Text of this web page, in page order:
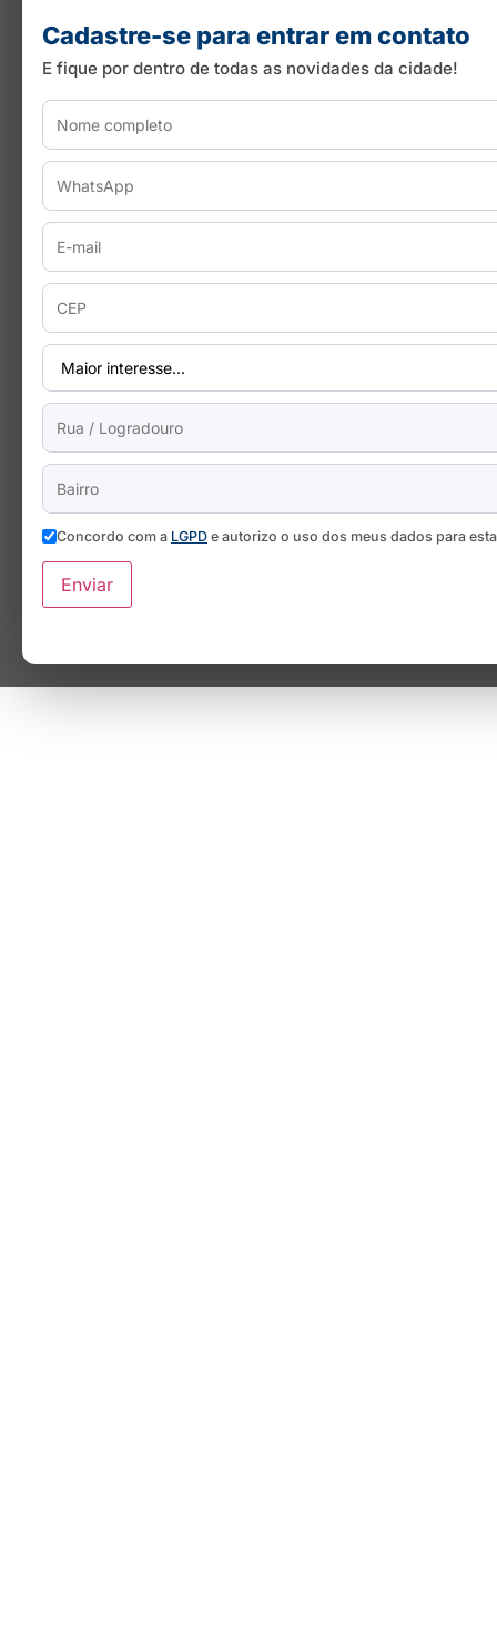
Cadastre-se para entrar em contato
E fique por dentro de todas as novidades da cidade!
Concordo com a LGPD e autorizo o uso dos meus dados para
Enviar